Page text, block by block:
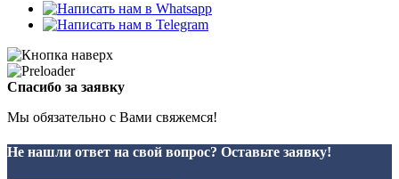
Спасибо за заявку
Мы обязательно с Вами свяжемся!
Не нашли ответ на свой вопрос? Оставьте заявку!